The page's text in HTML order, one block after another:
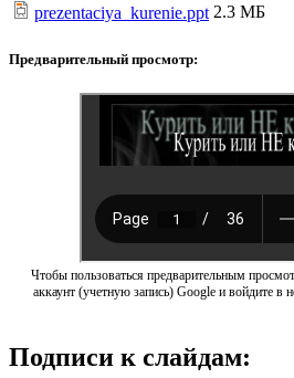
prezentaciya_kurenie.ppt 2.3 МБ
Предварительный просмотр:
Чтобы пользоваться предварительным
аккаунт (учетную запись) Google и войдите в
Подписи к слайдам: